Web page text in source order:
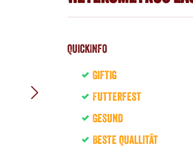
QuickInfo
Giftig
Futterfest
Gesund
Beste Quallität